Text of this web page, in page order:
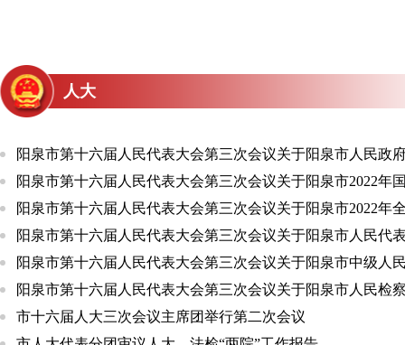
的决议
阳泉市第十六届人民代表大会第三次会议关于阳泉市2022年
和市级预算执行情况与2023年全市和市级预算的决议
阳泉市第十六届人民代表大会第三次会议关于阳泉市人民代
会常务委员会工作报告的决议
市十六届人大代表依法履职专题培训会举行
人大
阳泉市第十六届人民代表大会第三次会议关于阳泉市人民政
阳泉市第十六届人民代表大会第三次会议关于阳泉市2022年
阳泉市第十六届人民代表大会第三次会议关于阳泉市2022年
阳泉市第十六届人民代表大会第三次会议关于阳泉市人民代
阳泉市第十六届人民代表大会第三次会议关于阳泉市中级人
阳泉市第十六届人民代表大会第三次会议关于阳泉市人民检
市十六届人大三次会议主席团举行第二次会议